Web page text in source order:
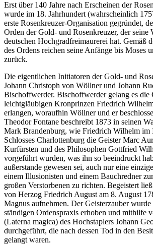
Erst über 140 Jahre nach Erscheinen der
wurde im 18. Jahrhundert (wahrscheinlich
erste Rosenkreuzer-Organisation gegründet,
Orden der Gold- und Rosenkreuzer, der seine
deutschen Hochgradfreimaurerei hat. Gemäß
des Ordens reichen seine Anfänge bis Moses
zurück.
Die eigentlichen Initiatoren der Gold- und
Johann Christoph von Wöllner und Johann
Bischoffwerder. Bischoffwerder gelang es die
leichtgläubigen Kronprinzen Friedrich
erlangen, woraufhin Wöllner und er
Theodor Fontane beschreibt 1873 in seinen
Mark Brandenburg, wie Friedrich Wilhelm im
Schlosses Charlottenburg die Geister Marc
Kurfürsten und des Philosophen Gottfried
vorgeführt wurden, was ihn so beeindruckt
außerstande gewesen sei, auch nur eine
einem Illusionisten und einem Bauchredner
großen Verstorbenen zu richten. Begeistert
von Herzog Friedrich August am 8. August
Magnus aufnehmen. Der Geisterzauber
ständigen Ordenspraxis erhoben und mithilfe
(Laterna magica) des Hochstaplers Johann
durchgeführt, die nach dessen Tod in den
gelangt waren.